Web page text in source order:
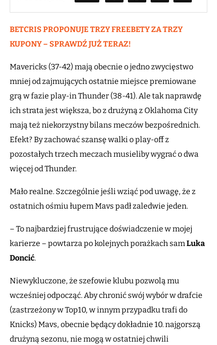
BETCRIS PROPONUJE TRZY FREEBETY ZA TRZY
KUPONY – SPRAWDŹ JUŻ TERAZ!
Mavericks (37-42) mają obecnie o jedno zwycięstwo
mniej od zajmujących ostatnie miejsce premiowane
grą w fazie play-in Thunder (38-41). Ale tak naprawdę
ich strata jest większa, bo z drużyną z Oklahoma City
mają też niekorzystny bilans meczów bezpośrednich.
Efekt? By zachować szansę walki o play-off z
pozostałych trzech meczach musieliby wygrać o dwa
więcej od Thunder.
Mało realne. Szczególnie jeśli wziąć pod uwagę, że z
ostatnich ośmiu łupem Mavs padł zaledwie jeden.
– To najbardziej frustrujące doświadczenie w mojej
karierze – powtarza po kolejnych porażkach samLuka
Doncić.
Niewykluczone, że szefowie klubu pozwolą mu
wcześniej odpocząć. Aby chronić swój wybór w drafcie
(zastrzeżony w Top10, w innym przypadku trafi do
Knicks) Mavs, obecnie będący dokładnie 10. najgorszą
drużyną sezonu, nie mogą w ostatniej chwili